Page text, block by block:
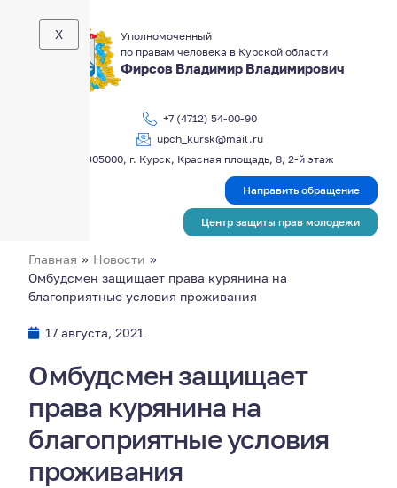
Уполномоченный
по правам человека в Курской области
Фирсов Владимир Владимирович
+7 (4712) 54-00-90
upch_kursk@mail.ru
305000, г. Курск, Красная площадь, 8, 2-й этаж
X
Направить обращение
Центр защиты прав молодежи
Главная » Новости »
Омбудсмен защищает права курянина на
благоприятные условия проживания
17 августа, 2021
Омбудсмен защищает
права курянина на
благоприятные условия
проживания